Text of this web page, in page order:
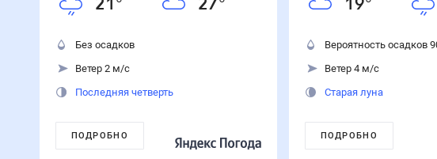
Суббота
21 ° 27°
Без осадков
Ветер 2 м/с
Последняя четверть
ПОДРОБНО
19°
Вероятность осадков
Ветер 4 м/с
Старая луна
ПОДРОБНО